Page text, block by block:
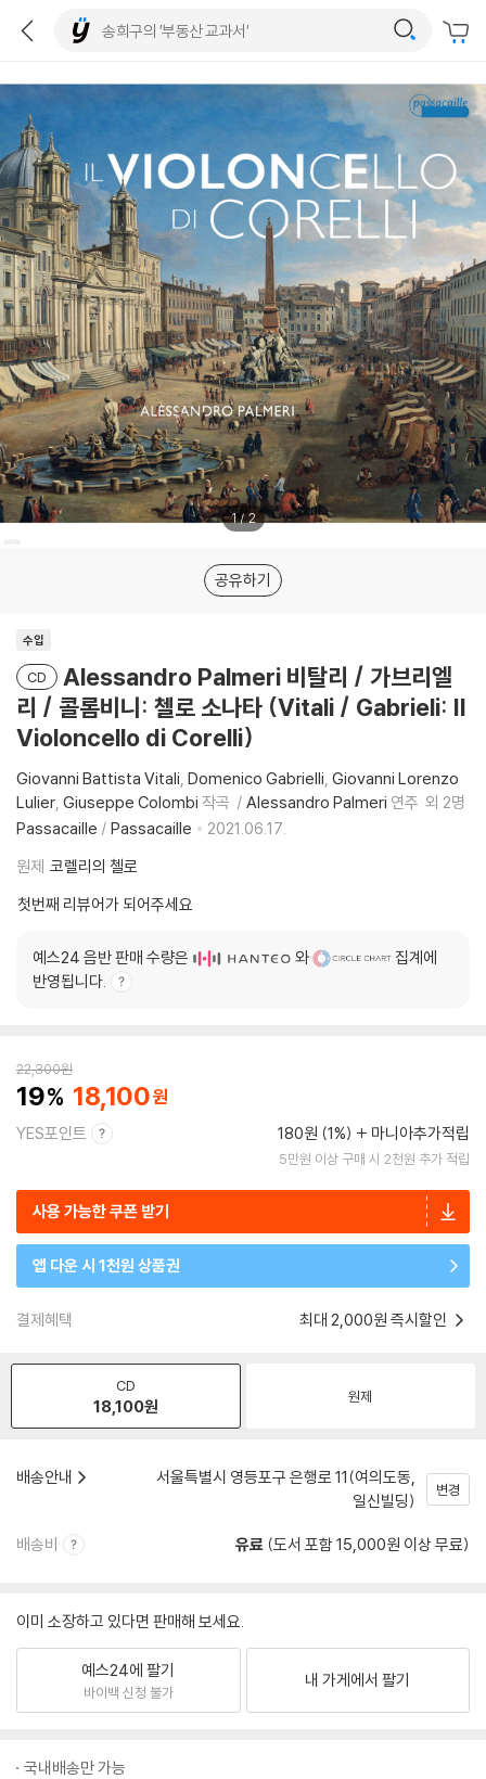
1/2
공유하기
수입
CD
Alessandro Palmeri 비탈리 / 가브리엘
리 / 콜롬비니: 첼로 소나타 (Vitali / Gabrieli: Il
Violoncello di Corelli)
Giovanni Battista Vitali Domenico Gabrielli Giovanni Lorenzo
Lulier Giuseppe Colombi 작곡 Alessandro Palmeri 연주 외 2명
Passacaille / Passacaille
2021.06.17.
원제 코렐리의 첼로
첫번째 리뷰어가 되어주세요
예스24 음반 판매 수량은 와
집계에
반영됩니다.
22,300원
19 18,100
YES포인트 180원 (1%) 마니아추가적립
5만원 이상 구매 시 2천원 추가 적립
사용 가능한 쿠폰 받기
앱 다운 시 1천원 상품권
결제혜택 최대 2,000원 즉시할인
CD
18,100원 원제
배송안내
서울특별시 영등포구 은행로 11(여의도동,
일신빌딩)
변경
배송비 유료 (도서 포함 15,000원 이상 무료)
이미 소장하고 있다면 판매해 보세요.
예스24에 팔기
바이백 신청 불가
내 가게에서 팔기
국내배송만 가능